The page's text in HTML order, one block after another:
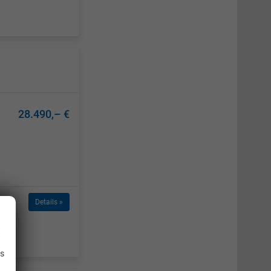
28.490,– €
Details »